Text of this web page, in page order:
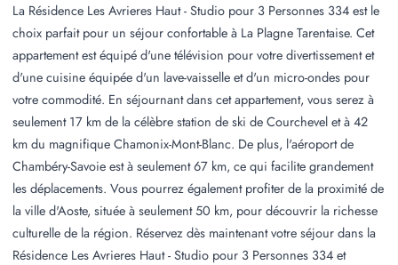
La Résidence Les Avrieres Haut - Studio pour 3 Personnes 334 est le
choix parfait pour un séjour confortable à La Plagne Tarentaise. Cet
appartement est équipé d'une télévision pour votre divertissement et
d'une cuisine équipée d'un lave-vaisselle et d'un micro-ondes pour
votre commodité. En séjournant dans cet appartement, vous serez à
seulement 17 km de la célèbre station de ski de Courchevel et à 42
km du magnifique Chamonix-Mont-Blanc. De plus, l'aéroport de
Chambéry-Savoie est à seulement 67 km, ce qui facilite grandement
les déplacements. Vous pourrez également profiter de la proximité de
la ville d'Aoste, située à seulement 50 km, pour découvrir la richesse
culturelle de la région. Réservez dès maintenant votre séjour dans la
Résidence Les Avrieres Haut - Studio pour 3 Personnes 334 et